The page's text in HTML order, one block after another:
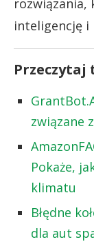
inteligencję i
Przeczytaj
związane
Pokaże,
klimatu
Błędne
dla aut